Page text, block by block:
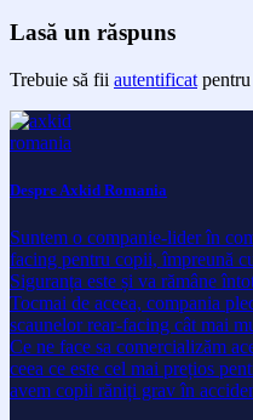
Lasă un răspuns
Trebuie să fii autentificat
Despre Axkid Romania
Suntem o companie-lider în
facing pentru copii, împreună
Siguranța este și va rămâne
Tocmai de aceea, compania
scaunelor rear-facing cât mai
Ce ne face sa comercializăm
ceea ce este cel mai prețios
avem copii răniți grav în